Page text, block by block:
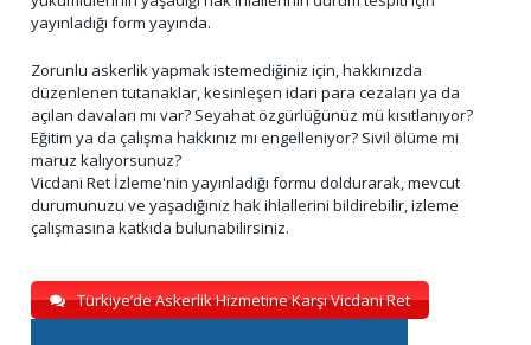
yayınladığı form yayında.
Zorunlu askerlik yapmak istemediğiniz için, hakkınızda
düzenlenen tutanaklar, kesinleşen idari para cezaları ya da
açılan davaları mı var? Seyahat özgürlüğünüz mü kısıtlanıyor?
Eğitim ya da çalışma hakkınız mı engelleniyor? Sivil ölüme mi
maruz kalıyorsunuz?
Vicdani Ret İzleme'nin yayınladığı formu doldurarak, mevcut
durumunuzu ve yaşadığınız hak ihlallerini bildirebilir, izleme
çalışmasına katkıda bulunabilirsiniz.
Türkiye’de Askerlik Hizmetine Karşı Vicdani Ret